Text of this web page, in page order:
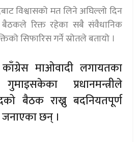
विश्वासको मत लिने अघिल्लो दिन
रिक्त रहेका सबै संवैधानिक
सिफारिस गर्ने स्रोतले बतायो ।
माओवादी लगायतका
प्रधानमन्त्रीले
बैठक राख्नु बदनियतपूर्ण
छन् ।